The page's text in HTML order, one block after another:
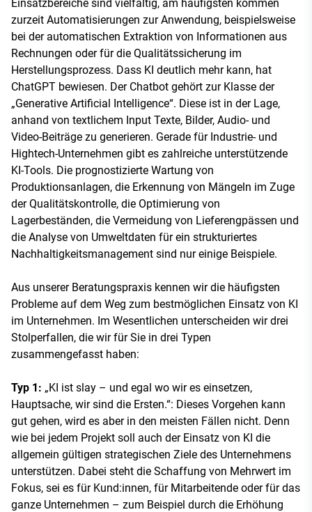
Einsatzbereiche sind vielfältig, am häufigsten kommen
zurzeit Automatisierungen zur Anwendung, beispielsweise
bei der automatischen Extraktion von Informationen aus
Rechnungen oder für die Qualitätssicherung im
Herstellungsprozess. Dass KI deutlich mehr kann, hat
ChatGPT bewiesen. Der Chatbot gehört zur Klasse der
„Generative Artificial Intelligence“. Diese ist in der Lage,
anhand von textlichem Input Texte, Bilder, Audio- und
Video-Beiträge zu generieren. Gerade für Industrie- und
Hightech-Unternehmen gibt es zahlreiche unterstützende
KI-Tools. Die prognostizierte Wartung von
Produktionsanlagen, die Erkennung von Mängeln im Zuge
der Qualitätskontrolle, die Optimierung von
Lagerbeständen, die Vermeidung von Lieferengpässen und
die Analyse von Umweltdaten für ein strukturiertes
Nachhaltigkeitsmanagement sind nur einige Beispiele.
Aus unserer Beratungspraxis kennen wir die häufigsten
Probleme auf dem Weg zum bestmöglichen Einsatz von KI
im Unternehmen. Im Wesentlichen unterscheiden wir drei
Stolperfallen, die wir für Sie in drei Typen
zusammengefasst haben:
Typ 1: „KI ist slay – und egal wo wir es einsetzen,
Hauptsache, wir sind die Ersten.“: Dieses Vorgehen kann
gut gehen, wird es aber in den meisten Fällen nicht. Denn
wie bei jedem Projekt soll auch der Einsatz von KI die
allgemein gültigen strategischen Ziele des Unternehmens
unterstützen. Dabei steht die Schaffung von Mehrwert im
Fokus, sei es für Kund:innen, für Mitarbeitende oder für das
ganze Unternehmen – zum Beispiel durch die Erhöhung